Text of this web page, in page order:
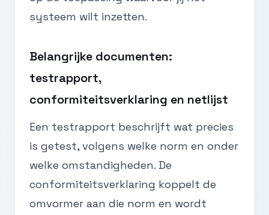
systeem wilt inzetten.
Belangrijke documenten:
testrapport,
conformiteitsverklaring en netlijst
Een testrapport beschrijft wat precies
is getest, volgens welke norm en onder
welke omstandigheden. De
conformiteitsverklaring koppelt de
omvormer aan die norm en wordt